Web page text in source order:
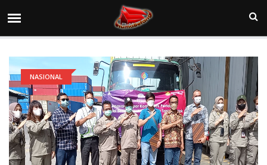
NASIONAL